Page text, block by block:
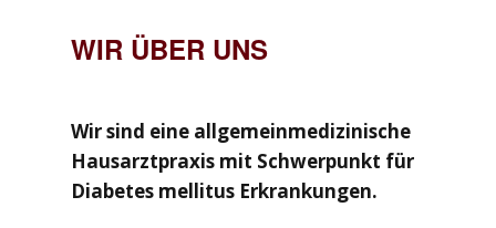
WIR ÜBER UNS
Wir sind eine allgemeinmedizinische
Hausarztpraxis mit Schwerpunkt für
Diabetes mellitus Erkrankungen.